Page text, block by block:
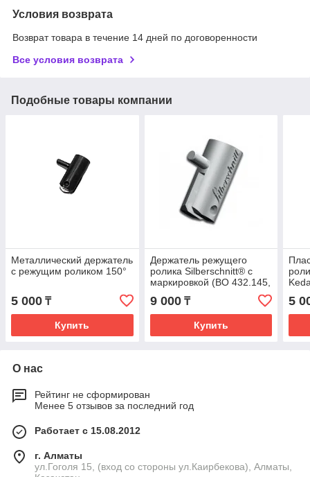
Условия возврата
Возврат товара в течение 14 дней по договоренности
Все условия возврата
Подобные товары компании
Металлический держатель
c режущим роликом 150°
5 000 ₸
Купить
Держатель режущего
ролика Silberschnitt® с
маркировкой (BO 432.145,
9 000₸
Купить
5
О нас
Рейтинг не сформирован
Менее 5 отзывов за последний год
Работает с 15.08.2012
г. Алматы
ул.Гоголя 15, (вход со стороны ул.Каирбекова), Алматы,